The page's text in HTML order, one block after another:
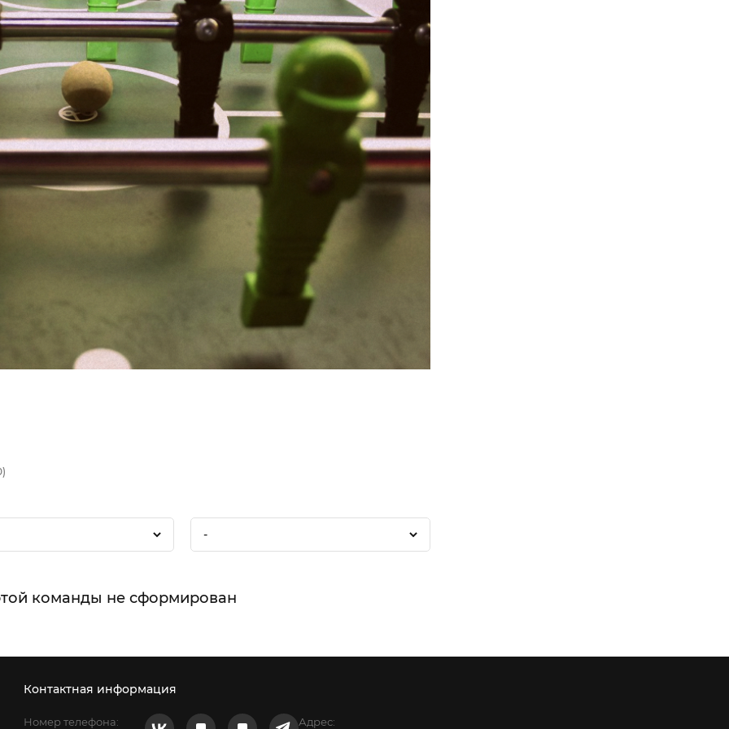
-
команды не сформирован
Контактная информация
Номер телефона: Адрес: